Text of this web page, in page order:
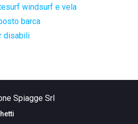
windsurf e vela
barca
disabili
Spiagge Srl